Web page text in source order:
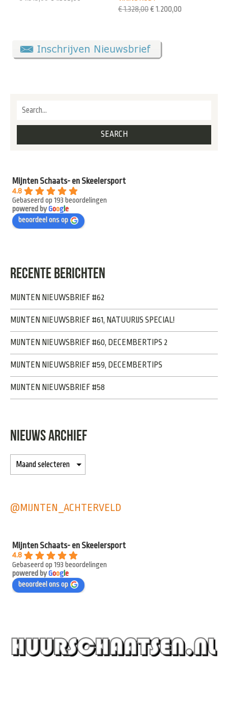
€1.328,00€ 1.200,00
Mijnten Schaats- en Skeelersport
4.8
Gebaseerd op 193 beoordelingen
powered byGoogle
beoordeel ons op
RECENTE BERICHTEN
MIJNTEN NIEUWSBRIEF #62
MIJNTEN NIEUWSBRIEF #61, NATUURIJS SPECIAL!
MIJNTEN NIEUWSBRIEF #60, DECEMBERTIPS 2
MIJNTEN NIEUWSBRIEF #59, DECEMBERTIPS
MIJNTEN NIEUWSBRIEF #58
NIEUWS ARCHIEF
@MIJNTEN_ACHTERVELD
Mijnten Schaats- en Skeelersport
4.8
Gebaseerd op 193 beoordelingen
powered byGooge
beoordeel ons op